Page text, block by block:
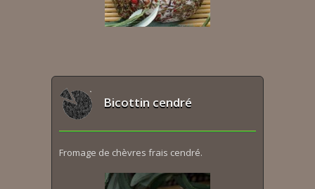
Bicottin cendré
Fromage de chèvres frais cendré.